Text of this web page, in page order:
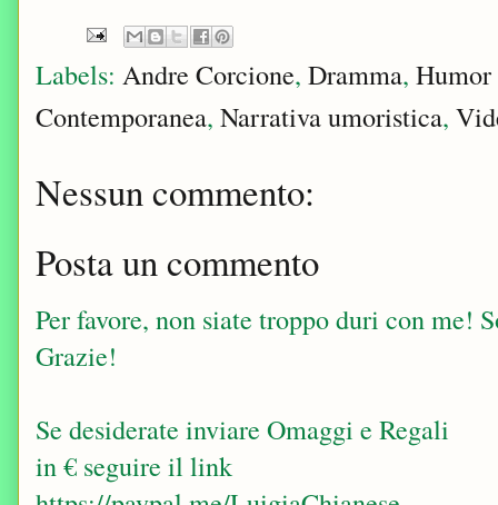
Labels: Andre Corcione, Dramma,
Contemporanea, Narrativa umoristica,
Nessun commento:
Posta un commento
Per favore, non siate troppo duri con
Grazie!
Se desiderate inviare Omaggi e Regali
in € seguire il link